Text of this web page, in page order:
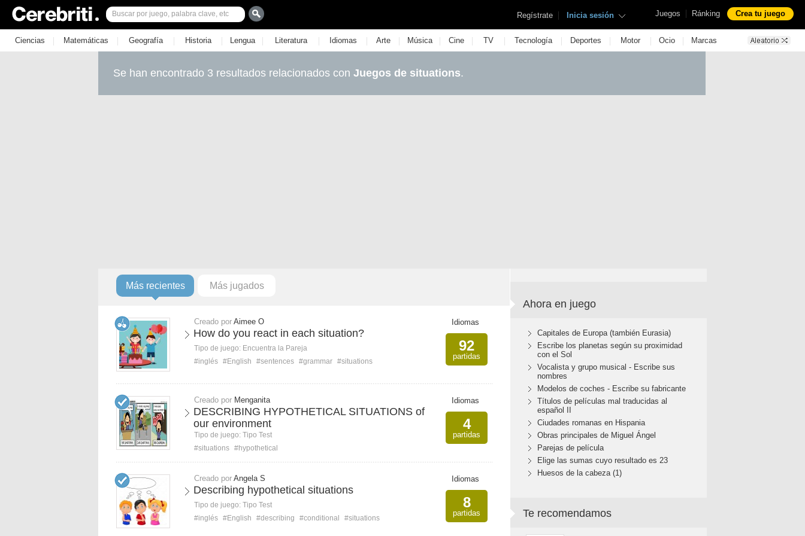
Juegos | Ránking Crea tu juego
Regístrate | Inicia sesión
Ciencias | Matemáticas | Geografía | Historia | Lengua | Literatura | Idiomas | Arte | Música | Cine | TV | Tecnología | Deportes | Motor | Ocio | Marcas
Se han encontrado 3 resultados relacionados con Juegos de situations.
Más recientes Más jugados
Creado por Aimee O
How do you react in each situation?
Tipo de juego: Encuentra la Pareja
#inglés #English #sentences #grammar #situations
Idiomas
92
partidas
Creado por Menganita
DESCRIBING HYPOTHETICAL SITUATIONS of
our environment
Tipo de juego: Tipo Test
#situations #hypothetical
Idiomas
4
partidas
Creado por Angela S
Describing hypothetical situations
Tipo de juego: Tipo Test
#inglés #English #describing #conditional #situations
Idiomas
8
partidas
Ahora en juego
Capitales de Europa (también Eurasia)
Escribe los planetas según su proximidad
con el Sol
Vocalista y grupo musical - Escribe sus
nombres
Modelos de coches - Escribe su fabricante
Títulos de películas mal traducidas al
español II
Ciudades romanas en Hispania
Obras principales de Miguel Ángel
Parejas de película
Elige las sumas cuyo resultado es 23
Huesos de la cabeza (1)
Te recomendamos